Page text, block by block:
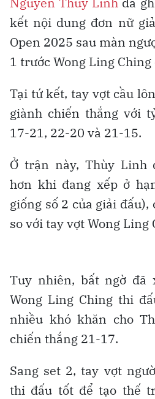
kết nội dung đơn nữ
Open 2025 sau màn
1 trước Wong Ling Ching
Tại tứ kết, tay vợt cầu
giành chiến thắng với
17-21, 22-20 và 21-15.
Ở trận này, Thùy Linh
hơn khi đang xếp ở
giống số 2 của giải đấu),
so với tay vợt Wong Ling
Tuy nhiên, bất ngờ
Wong Ling Ching thi
nhiều khó khăn cho
chiến thắng 21-17.
Sang set 2, tay vợt
thi đấu tốt để tạo thế